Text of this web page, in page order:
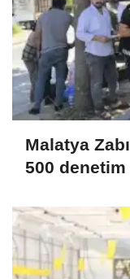
Malatya
500 denetim